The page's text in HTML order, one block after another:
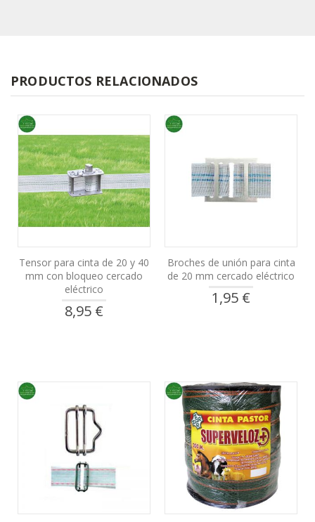
PRODUCTOS RELACIONADOS
Tensor para cinta de 20 y 40
mm con bloqueo cercado
eléctrico
8,95 €
Broches de unión para cinta
de 20 mm cercado eléctrico
1,95 €